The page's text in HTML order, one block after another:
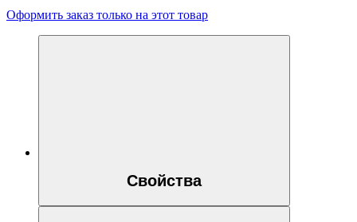
Оформить заказ только на этот товар
Свойства